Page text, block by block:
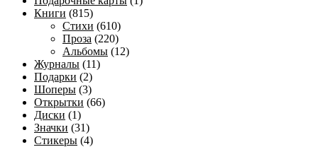
Книги (815)
Стихи (610)
Проза (220)
Альбомы (12)
Журналы (11)
Подарки (2)
Шоперы (3)
Открытки (66)
Диски (1)
Значки (31)
Стикеры (4)